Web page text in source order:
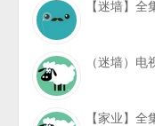
【迷墙】
（迷墙）
【家业】